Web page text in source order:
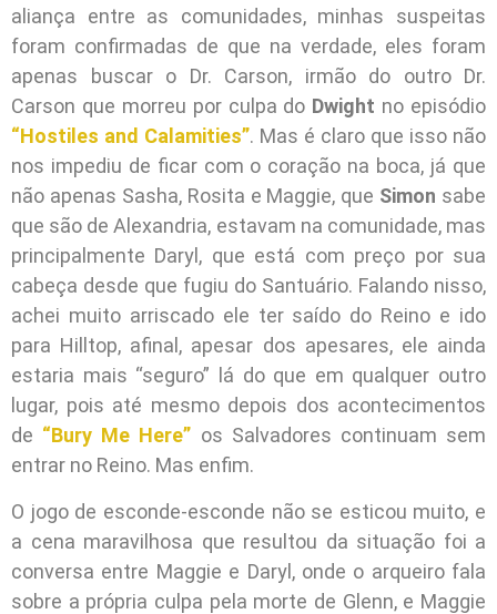
aliança entre as comunidades, minhas suspeitas
foram confirmadas de que na verdade, eles foram
apenas buscar o Dr. Carson, irmão do outro Dr.
Carson que morreu por culpa do Dwight no episódio
“Hostiles and Calamities”. Mas é claro que isso não
nos impediu de ficar com o coração na boca, já que
não apenas Sasha, Rosita e Maggie, que Simon sabe
que são de Alexandria, estavam na comunidade, mas
principalmente Daryl, que está com preço por sua
cabeça desde que fugiu do Santuário. Falando nisso,
achei muito arriscado ele ter saído do Reino e ido
para Hilltop, afinal, apesar dos apesares, ele ainda
estaria mais “seguro” lá do que em qualquer outro
lugar, pois até mesmo depois dos acontecimentos
de “Bury Me Here” os Salvadores continuam sem
entrar no Reino. Mas enfim.
O jogo de esconde-esconde não se esticou muito, e
a cena maravilhosa que resultou da situação foi a
conversa entre Maggie e Daryl, onde o arqueiro fala
sobre a própria culpa pela morte de Glenn, e Maggie